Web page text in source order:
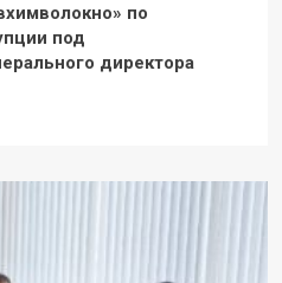
по
под
директора